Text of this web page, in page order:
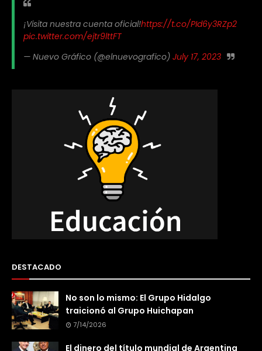
¡Visita nuestra cuenta oficial!https://t.co/PId6y3RZp2
pic.twitter.com/ejtr9lttFT
— Nuevo Gráfico (@elnuevografico) July 17, 2023
DESTACADO
No son lo mismo: El Grupo Hidalgo
traicionó al Grupo Huichapan
7/14/2026
El dinero del título mundial de Argentina